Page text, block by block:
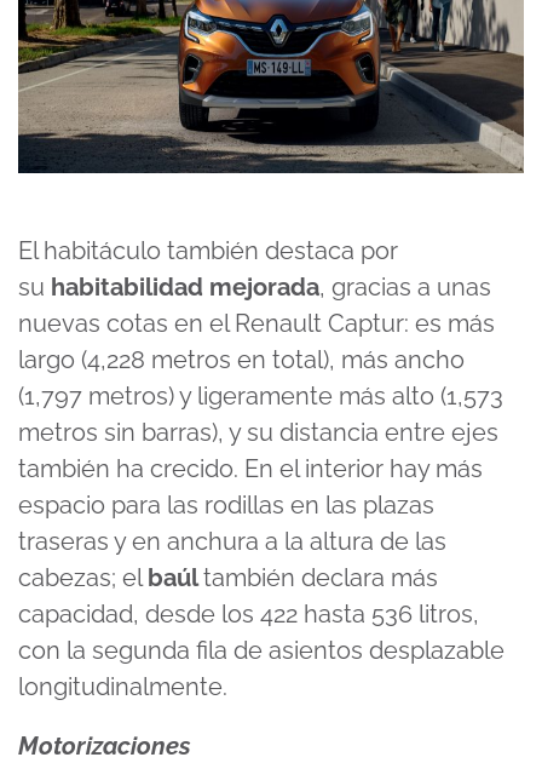
El habitáculo también destaca por
su habitabilidad mejorada, gracias a unas
nuevas cotas en el Renault Captur: es más
largo (4,228 metros en total), más ancho
(1,797 metros) y ligeramente más alto (1,573
metros sin barras), y su distancia entre ejes
también ha crecido. En el interior hay más
espacio para las rodillas en las plazas
traseras y en anchura a la altura de las
cabezas; elbaúltambién declara más
capacidad, desde los 422 hasta 536 litros,
con la segunda fila de asientos desplazable
longitudinalmente.
Motorizaciones